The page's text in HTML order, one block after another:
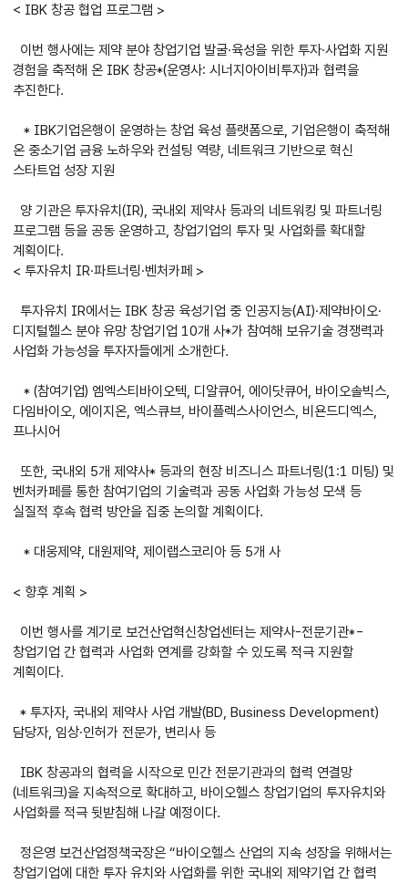
< IBK 창공 협업 프로그램 >
이번 행사에는 제약 분야 창업기업 발굴·육성을 위한 투자·사업화 지원
경험을 축적해 온 IBK 창공*(운영사: 시너지아이비투자)과 협력을
추진한다.
* IBK기업은행이 운영하는 창업 육성 플랫폼으로, 기업은행이 축적해
온 중소기업 금융 노하우와 컨설팅 역량, 네트워크 기반으로 혁신
스타트업 성장 지원
양 기관은 투자유치(IR), 국내외 제약사 등과의 네트워킹 및 파트너링
프로그램 등을 공동 운영하고, 창업기업의 투자 및 사업화를 확대할
계획이다.
< 투자유치 IR·파트너링·벤처카페 >
투자유치 IR에서는 IBK 창공 육성기업 중 인공지능(AI)·제약바이오·
디지털헬스 분야 유망 창업기업 10개 사*가 참여해 보유기술 경쟁력과
사업화 가능성을 투자자들에게 소개한다.
* (참여기업) 엠엑스티바이오텍, 디알큐어, 에이닷큐어, 바이오솔빅스,
다임바이오, 에이지온, 엑스큐브, 바이플렉스사이언스, 비욘드디엑스,
프나시어
또한, 국내외 5개 제약사* 등과의 현장 비즈니스 파트너링(1:1 미팅) 및
벤처카페를 통한 참여기업의 기술력과 공동 사업화 가능성 모색 등
실질적 후속 협력 방안을 집중 논의할 계획이다.
* 대웅제약, 대원제약, 제이랩스코리아 등 5개 사
< 향후 계획 >
이번 행사를 계기로 보건산업혁신창업센터는 제약사-전문기관*-
창업기업 간 협력과 사업화 연계를 강화할 수 있도록 적극 지원할
계획이다.
* 투자자, 국내외 제약사 사업 개발(BD, Business Development)
담당자, 임상·인허가 전문가, 변리사 등
IBK 창공과의 협력을 시작으로 민간 전문기관과의 협력 연결망
(네트워크)을 지속적으로 확대하고, 바이오헬스 창업기업의 투자유치와
사업화를 적극 뒷받침해 나갈 예정이다.
정은영 보건산업정책국장은 “바이오헬스 산업의 지속 성장을 위해서는
창업기업에 대한 투자 유치와 사업화를 위한 국내외 제약기업 간 협력